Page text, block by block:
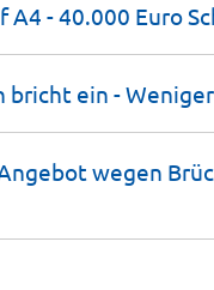
A4 - 40.000 Euro
bricht ein - Weniger
wegen